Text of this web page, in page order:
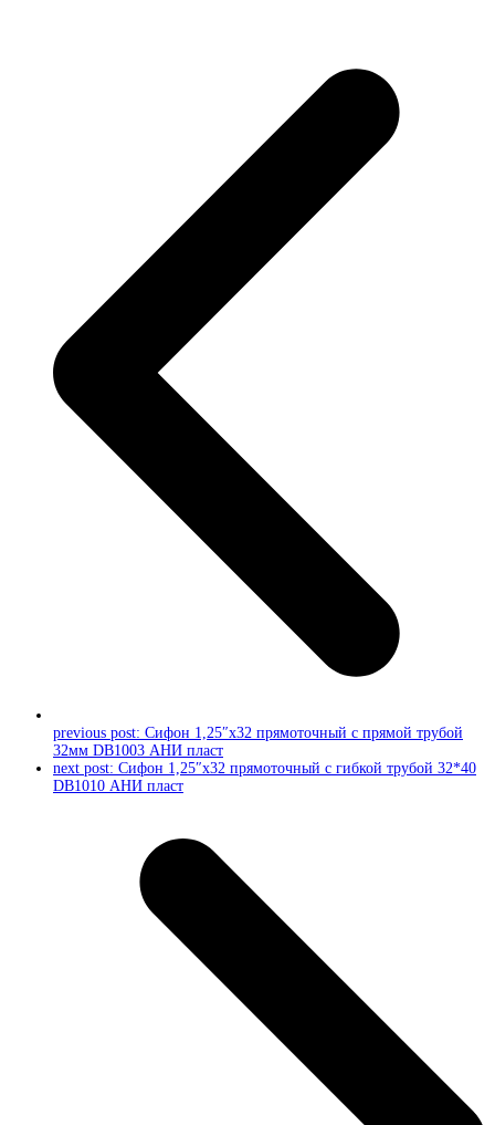
previous post: Сифон 1,25″х32 прямоточный с прямой трубой
32мм DB1003 АНИ пласт
next post: Сифон 1,25″х32 прямоточный с гибкой трубой 32*40
DB1010 АНИ пласт